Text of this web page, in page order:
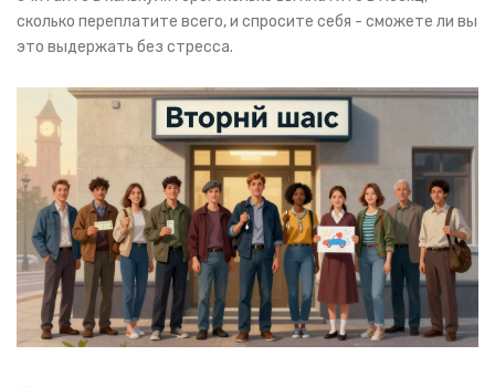
сколько переплатите всего, и спросите себя - сможете ли вы
это выдержать без стресса.